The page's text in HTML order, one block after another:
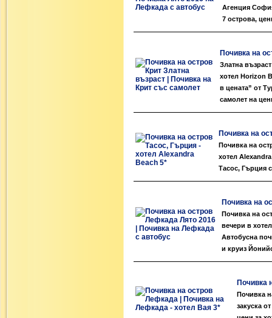
Агенция
7 острова,
Почивка на
Златна
хотел Horizon
в цената” от
самолет на
Почивка на
Почивка на
хотел
Тасос, Гърция
Почивка на
Почивка на
вечери в
Автобусна
и круиз
Почивка
Почивка
закуска